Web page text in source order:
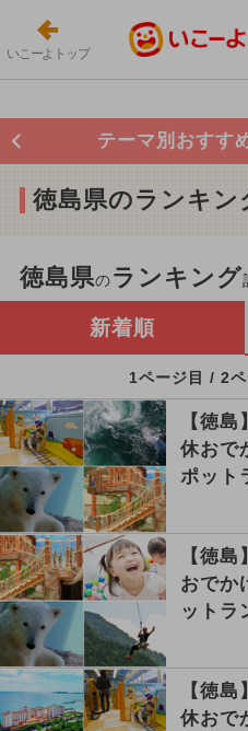
いこーよトップ
テーマ別おすす
徳島県のランキン
徳島県のランキング
新着順
1ページ目 / 2
【徳
休おで
ポット
【徳
おでか
ットラ
【徳
休おで